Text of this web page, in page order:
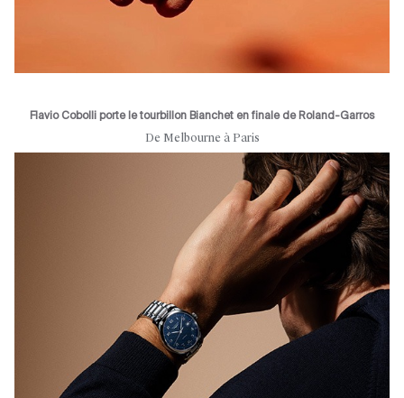
Flavio Cobolli porte le tourbillon Bianchet en finale de Roland-Garros
De Melbourne à Paris